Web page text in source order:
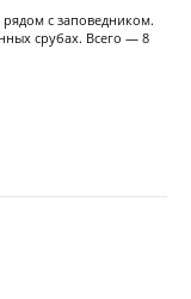
с заповедником.
срубах. Всего — 8